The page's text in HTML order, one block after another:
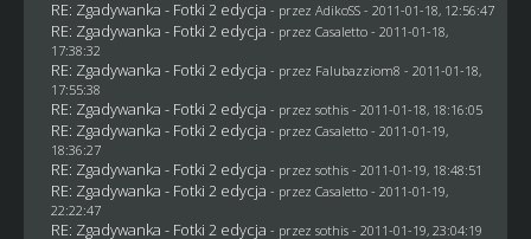
RE: Zgadywanka - Fotki 2 edycja - przez AdikoSS - 2011-01-18, 12:56:47
RE: Zgadywanka - Fotki 2 edycja - przez Casaletto- 2011-01-18,
17:38:32
RE: Zgadywanka - Fotki 2 edycja - przez Falubazziom8 - 2011-01-18,
17:55:38
RE: Zgadywanka - Fotki 2 edycja - przez sothis- 2011-01-18, 18:16:05
RE: Zgadywanka - Fotki 2 edycja - przez Casaletto- 2011-01-19,
18:36:27
RE: Zgadywanka - Fotki 2 edycja - przez sothis- 2011-01-19, 18:48:51
RE: Zgadywanka - Fotki 2 edycja - przez Casaletto- 2011-01-19,
22:22:47
RE: Zgadywanka - Fotki 2 edycja - przez sothis- 2011-01-19, 23:04:19